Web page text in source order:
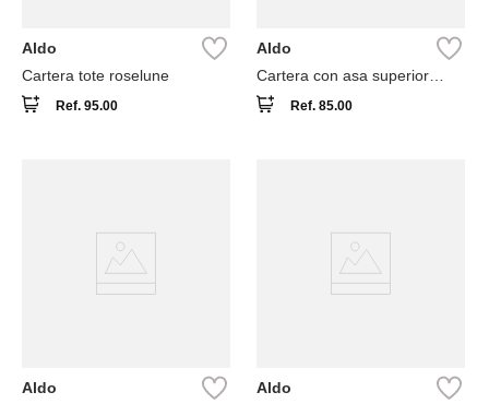
Aldo
Cartera tote roselune
Ref. 95.00
Aldo
Cartera con asa superior
soletta
Ref. 85.00
Aldo
Aldo